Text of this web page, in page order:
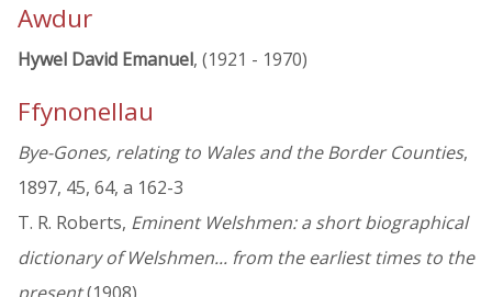
Awdur
Hywel David Emanuel, (1921 - 1970)
Ffynonellau
Bye-Gones, relating to Wales and the Border Counties,
1897, 45, 64, a 162-3
T. R. Roberts, Eminent Welshmen: a short biographical
dictionary of Welshmen... from the earliest times to the